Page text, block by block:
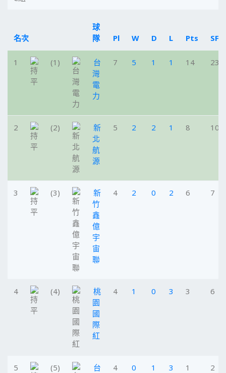
名次
球
隊
Pl W D L Pts SF
1 (1)
台
灣
電
力
7 5 1 1 14 23
2 (2)
新
北
航
源
5 2 2 1 8 10
3 (3)
新
竹
鑫
億
宇
宙
聯
4 2 0 2 6 7
4 (4)
桃
園
國
際
紅
4 1 0 3 3 6
5 (5)
台
4 0 1 3 1 2